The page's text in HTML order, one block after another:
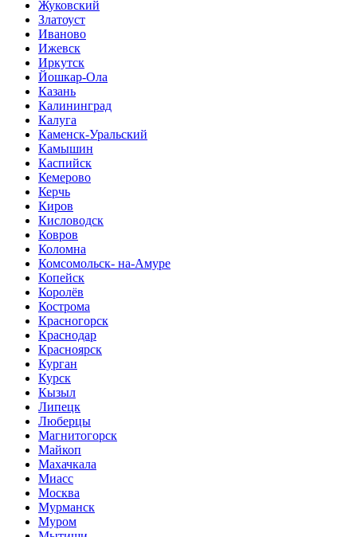
Жуковский
Златоуст
Иваново
Ижевск
Иркутск
Йошкар-Ола
Казань
Калининград
Калуга
Каменск-Уральский
Камышин
Каспийск
Кемерово
Керчь
Киров
Кисловодск
Ковров
Коломна
Комсомольск- на-Амуре
Копейск
Королёв
Кострома
Красногорск
Краснодар
Красноярск
Курган
Курск
Кызыл
Липецк
Люберцы
Магнитогорск
Майкоп
Махачкала
Миасс
Москва
Мурманск
Муром